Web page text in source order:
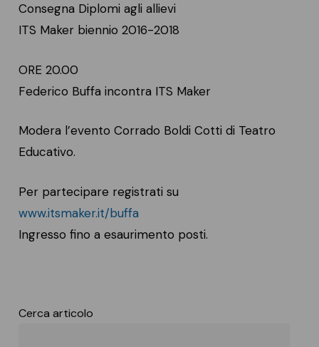
Consegna Diplomi agli allievi
ITS Maker biennio 2016-2018
ORE 20.00
Federico Buffa incontra ITS Maker
Modera l’evento Corrado Boldi Cotti di Teatro
Educativo.
Per partecipare registrati su
www.itsmaker.it/buffa
Ingresso fino a esaurimento posti.
Cerca articolo